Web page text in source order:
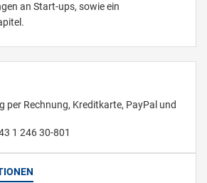
an Start-ups, sowie ein
per Rechnung, Kreditkarte, PayPal und
1 246 30-801